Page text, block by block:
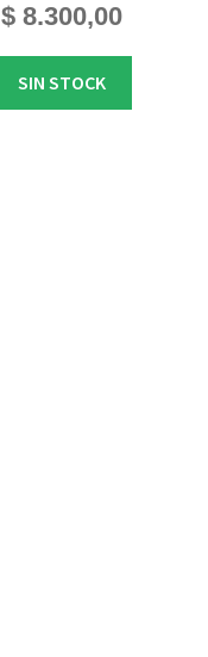
$8.300,00
SIN STOCK